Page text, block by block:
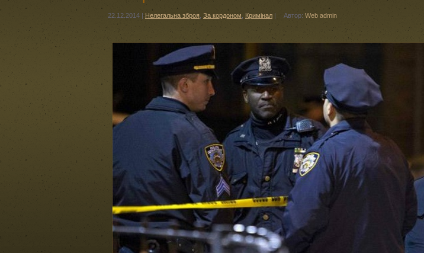
22.12.2014 | Нелегальна зброя За кордоном Кримінал | Автор: Web admin